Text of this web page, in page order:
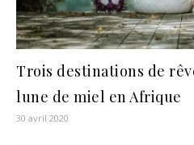
Trois destinations de
lune de miel en Afrique
30 avril 2020